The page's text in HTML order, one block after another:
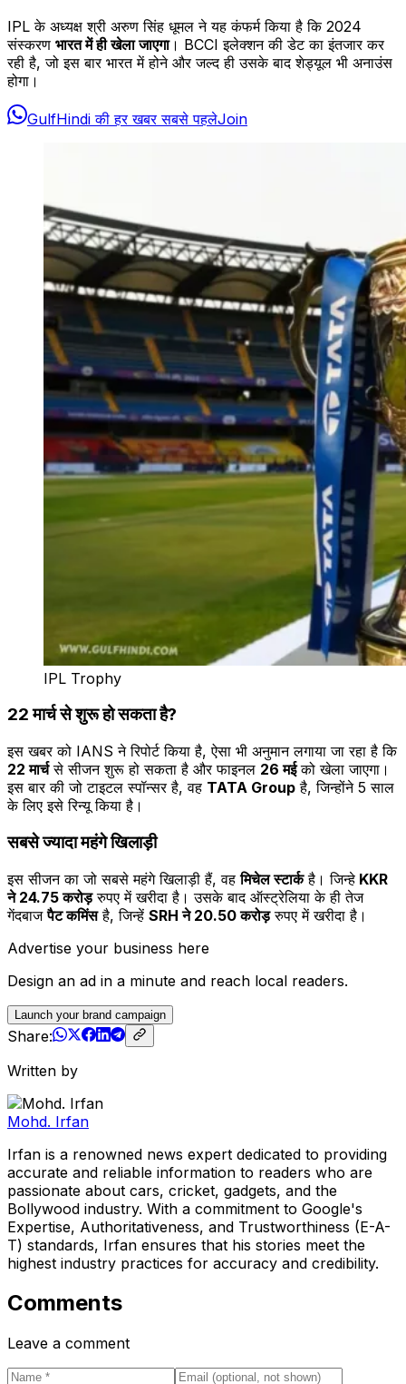
IPL के अध्यक्ष श्री अरुण सिंह धूमल ने यह कंफर्म किया है कि 2024
संस्करण भारत में ही खेला जाएगा। BCCI इलेक्शन की डेट का इंतजार कर
रही है, जो इस बार भारत में होने और जल्द ही उसके बाद शेड्यूल भी अनाउंस
होगा।
GulfHindi की हर खबर सबसे पहलेJoin
IPL Trophy
22 मार्च से शुरू हो सकता है?
इस खबर को IANS ने रिपोर्ट किया है, ऐसा भी अनुमान लगाया जा रहा है कि
22 मार्चसे सीजन शुरू हो सकता है और फाइनल 26 मईको खेला जाएगा।
इस बार की जो टाइटल स्पॉन्सर है, वह TATA Group है, जिन्होंने 5 साल
के लिए इसे रिन्यू किया है।
सबसे ज्यादा महंगे खिलाड़ी
इस सीजन का जो सबसे महंगे खिलाड़ी हैं, वहमिचेल स्टार्कहै। जिन्हे KKR
ने 24.75 करोड़रुपए में खरीदा है। उसके बाद ऑस्ट्रेलिया के ही तेज
गेंदबाजपैट कमिंसहै, जिन्हें SRH ने 20.50 करोड़रुपए में खरीदा है।
Advertise your business here
Design an ad in a minute and reach local readers.
Launch your brand campaign
Share:
Written by
Mohd. Irfan
Irfan is a renowned news expert dedicated to providing
accurate and reliable information to readers who are
passionate about cars, cricket, gadgets, and the
Bollywood industry. With a commitment to Google's
Expertise, Authoritativeness, and Trustworthiness (E-A-
T) standards, Irfan ensures that his stories meet the
highest industry practices for accuracy and credibility.
Comments
Leave a comment